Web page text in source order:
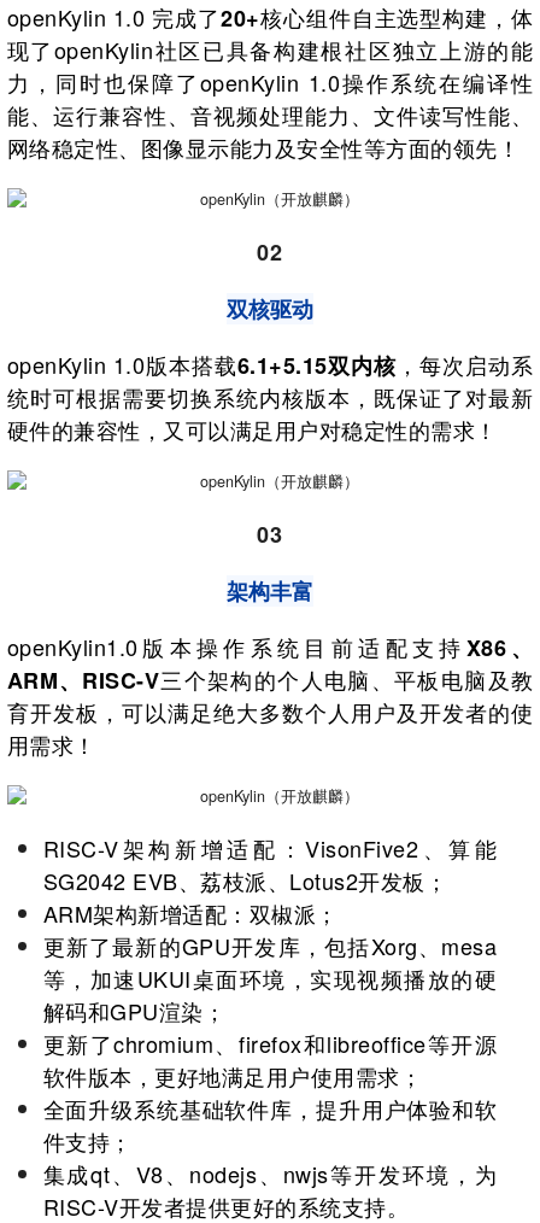
openKylin 1.0 完成了20+核心组件自主选型构建，体
现了openKylin社区已具备构建根社区独立上游的能
力，同时也保障了openKylin 1.0操作系统在编译性
能、运行兼容性、音视频处理能力、文件读写性能、
网络稳定性、图像显示能力及安全性等方面的领先！
02
双核驱动
openKylin 1.0版本搭载6.1+5.15双内核 ，每次启动系
统时可根据需要切换系统内核版本，既保证了对最新
硬件的兼容性，又可以满足用户对稳定性的需求！
03
架构丰富
openKylin1.0版本操作系统目前适配支持X86、
ARM、RISC-V三个架构的个人电脑、平板电脑及教
育开发板，可以满足绝大多数个人用户及开发者的使
用需求！
RISC-V架构新增适配：VisonFive2、算能
SG2042 EVB、荔枝派、Lotus2开发板；
ARM架构新增适配：双椒派；
更新了最新的GPU开发库，包括Xorg、mesa
等，加速UKUI桌面环境，实现视频播放的硬
解码和GPU渲染；
更新了chromium、firefox和libreoffice等开源
软件版本，更好地满足用户使用需求；
全面升级系统基础软件库，提升用户体验和软
件支持；
集成qt、V8、nodejs、nwjs等开发环境，为
RISC-V开发者提供更好的系统支持。